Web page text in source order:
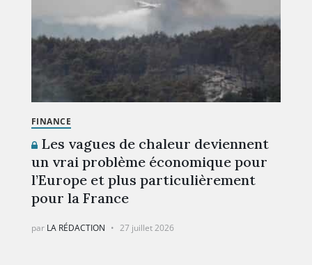
FINANCE
Les vagues de chaleur deviennent
un vrai problème économique pour
l’Europe et plus particulièrement
pour la France
par LA RÉDACTION 27 juillet 2026